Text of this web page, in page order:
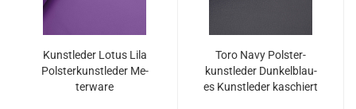
Kunst­le­der Lotus Lila
Pols­ter­kunst­le­der Me­
ter­wa­re
Toro Navy Pols­ter­
kunst­le­der Dun­kel­blau­
es Kunst­le­der ka­schiert